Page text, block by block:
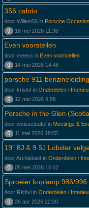
356 cabrio
door Willem56 in Porsche
0
18 mei 2026 11:38
Even voorstellen
door meess in Even voorstellen
0
14 mei 2026 14:48
porsche 911
door kristof in Onderdelen /
0
12 mei 2026 9:58
Porsche in the Glen
door weisseteufel in Meetings &
0
11 mei 2026 18:55
19" 8J & 9.5J Lobster
door Archiebald in Onderdelen /
0
05 mei 2026 15:42
Sproeier koplamp 986/996
door Richvl in Onderdelen /
0
26 apr 2026 22:00